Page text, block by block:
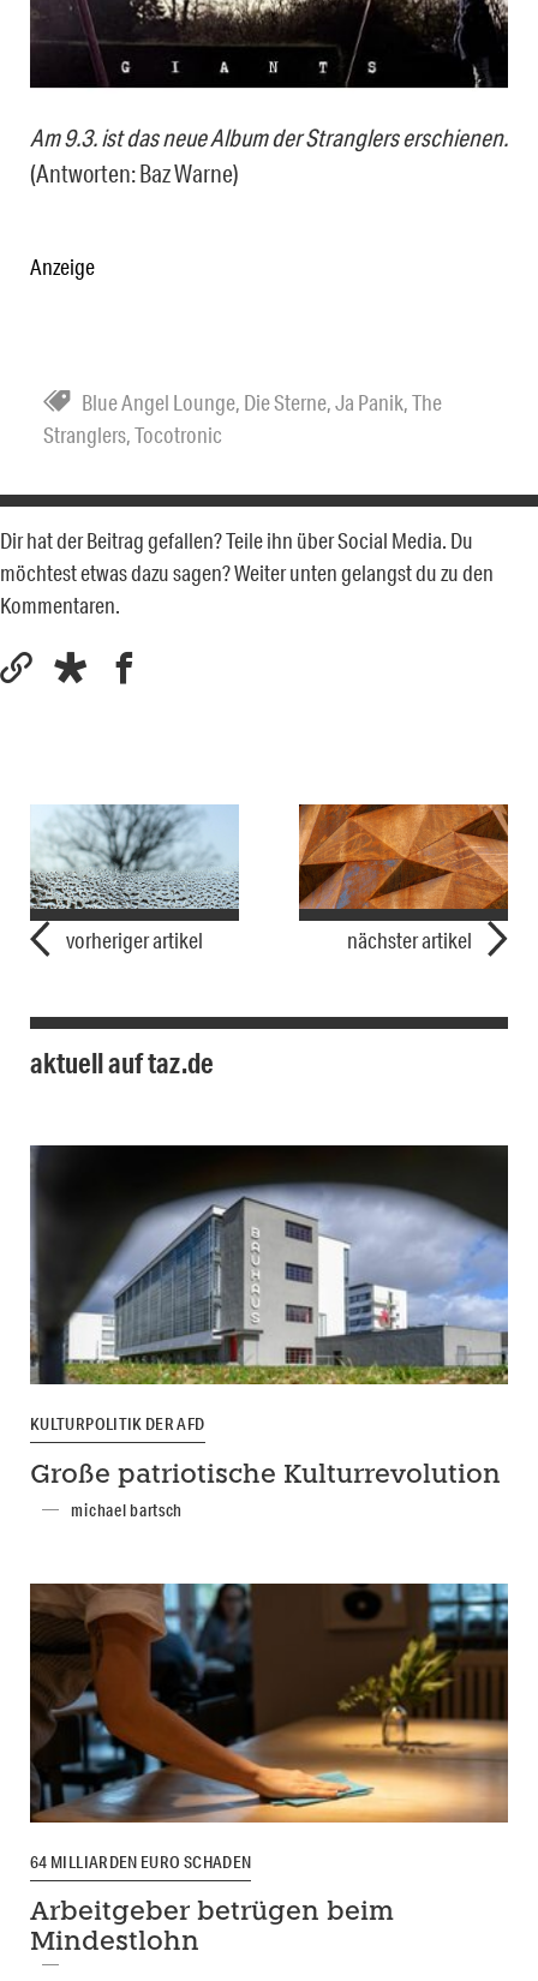
Am 9.3. ist das neue Album der Stranglers erschienen.
(Antworten: Baz Warne)
Anzeige
Blue Angel Lounge, Die Sterne,Ja Panik,The
Stranglers,Tocotronic
Dir hat der Beitrag gefallen? Teile ihn über Social Media. Du
möchtest etwas dazu sagen? Weiter unten gelangst du zu den
Kommentaren.
vorheriger artikel nächster artikel
aktuell auf taz.de
KULTURPOLITIK DER AFD
Große patriotische Kulturrevolution
michael bartsch
64 MILLIARDEN EURO SCHADEN
Arbeitgeber betrügen beim
Mindestlohn